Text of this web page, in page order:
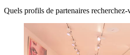
Quels profils de partenaires